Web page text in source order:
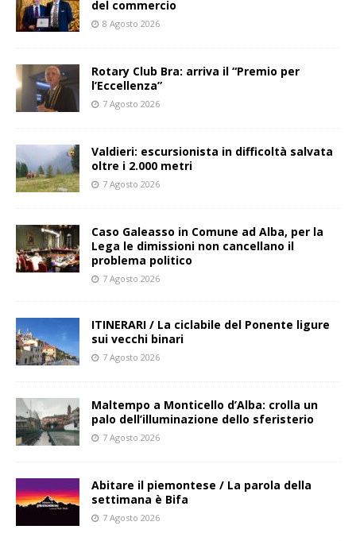
del commercio
8 Agosto 2026
Rotary Club Bra: arriva il “Premio per
l’Eccellenza”
7 Agosto 2026
Valdieri: escursionista in difficoltà salvata
oltre i 2.000 metri
7 Agosto 2026
Caso Galeasso in Comune ad Alba, per la
Lega le dimissioni non cancellano il
problema politico
7 Agosto 2026
ITINERARI / La ciclabile del Ponente ligure
sui vecchi binari
7 Agosto 2026
Maltempo a Monticello d’Alba: crolla un
palo dell’illuminazione dello sferisterio
7 Agosto 2026
Abitare il piemontese / La parola della
settimana è Bifa
7 Agosto 2026